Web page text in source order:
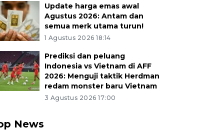
Update harga emas awal
Agustus 2026: Antam dan
semua merk utama turun!
1 Agustus 2026 18:14
Prediksi dan peluang
Indonesia vs Vietnam di AFF
2026: Menguji taktik Herdman
redam monster baru Vietnam
3 Agustus 2026 17:00
News